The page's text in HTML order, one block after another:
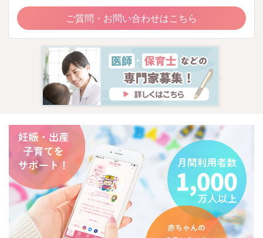
ご質問・お問い合わせはこちら